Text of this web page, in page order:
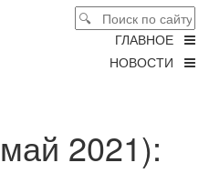
ГЛАВНОЕ
НОВОСТИ
2021):